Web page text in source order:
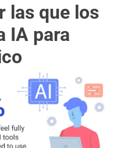
las que los
IA para